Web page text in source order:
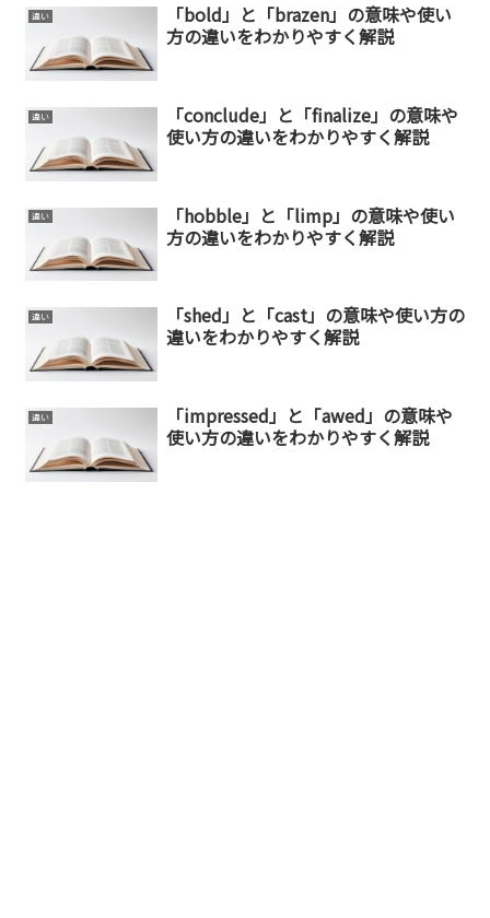
違い
「bold」と「brazen」の意味や使い
方の違いをわかりやすく解説
違い
「conclude」と「finalize」の意味や
使い方の違いをわかりやすく解説
違い
「hobble」と「limp」の意味や使い
方の違いをわかりやすく解説
違い
「shed」と「cast」の意味や使い方の
違いをわかりやすく解説
違い
「impressed」と「awed」の意味や
使い方の違いをわかりやすく解説